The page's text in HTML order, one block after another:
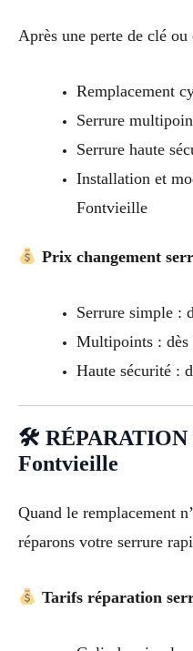
Après une perte de clé
Remplacement
Serrure
Serrure haute
Installation et
Fontvieille
Prix changement
Serrure simple :
Multipoints : dès
Haute sécurité :
🛠 RÉPARATION
Fontvieille
Quand le remplacement
réparons votre serrure
Tarifs réparation